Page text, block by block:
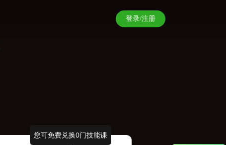
登录/注册
您可免费兑换0门技能课